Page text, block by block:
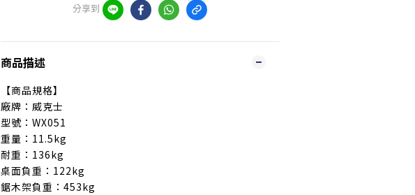
分享到
商品描述
【商品規格】
廠牌：威克士
型號：WX051
重量：11.5kg
耐重：136kg
桌面負重：122kg
鋸木架負重：453kg